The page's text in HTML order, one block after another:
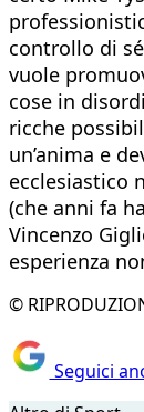
controllo di
vuole
cose in
ricche
un’anima e
ecclesiastico
(che anni fa
Vincenzo
esperienza
©
Seguici